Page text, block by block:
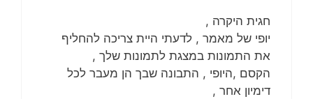
חגית היקרה ,
יופי של מאמר , לדעתי היית צריכה להחליף
את התמונות במצגת לתמונות שלך ,
הקסם ,היופי , התבונה שבך הן מעבר לכל
דימיון אחר ,